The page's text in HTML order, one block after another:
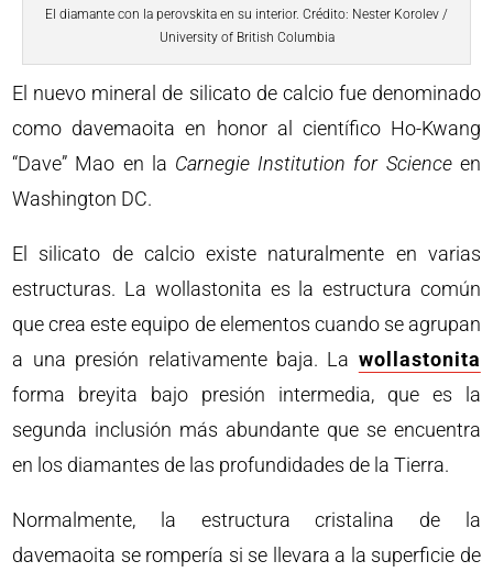
El diamante con la perovskita en su interior. Crédito: Nester Korolev /
University of British Columbia
El nuevo mineral de silicato de calcio fue denominado
como davemaoita en honor al científico Ho-Kwang
“Dave” Mao en la Carnegie Institution for Scienceen
Washington DC.
El silicato de calcio existe naturalmente en varias
estructuras. La wollastonita es la estructura común
que crea este equipo de elementos cuando se agrupan
a una presión relativamente baja. La wollastonita
forma breyita bajo presión intermedia, que es la
segunda inclusión más abundante que se encuentra
en los diamantes de las profundidades de la Tierra.
Normalmente, la estructura cristalina de la
davemaoita se rompería si se llevara a la superficie de